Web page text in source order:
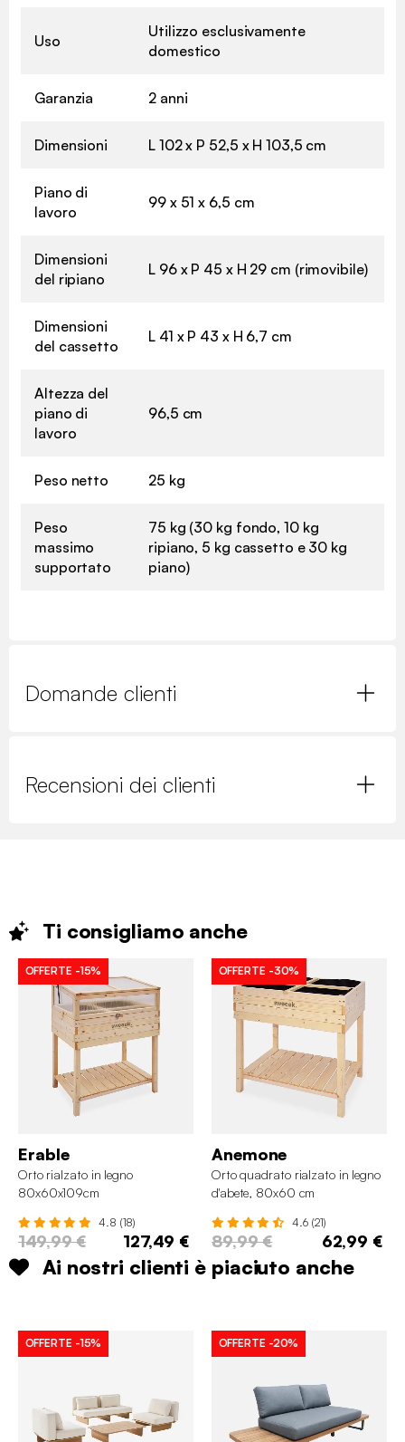
Uso
Utilizzo esclusivamente
domestico
Garanzia 2 anni
Dimensioni L 102 x P 52,5 x H 103,5 cm
Piano di
lavoro
99 x 51 x 6,5 cm
Dimensioni
del ripiano
L 96 x P 45 x H 29 cm (rimovibile)
Dimensioni
del cassetto
L 41 x P 43 x H 6,7 cm
Altezza del
piano di
lavoro
96,5 cm
Peso netto 25 kg
Peso
massimo
supportato
75 kg (30 kg fondo, 10 kg
ripiano, 5 kg cassetto e 30 kg
piano)
Domande clienti
Recensioni dei clienti
Ti consigliamo anche
OFFERTE -15%
Erable
Orto rialzato in legno
80x60x109cm
4.8 (18)
149,99 € 127,49 €
OFFERTE -30%
Anemone
Orto quadrato rialzato in legno
d'abete, 80x60 cm
4.6 (21)
89,99 € 62,99 €
Ai nostri clienti è piaciuto anche
OFFERTE -15% OFFERTE -20%